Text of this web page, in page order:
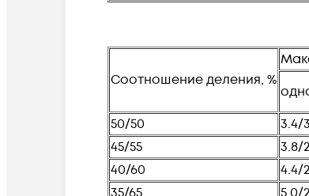
Соотношение деления, %
50/50
3.4/
45/55
3.8/
40/60
4.4/